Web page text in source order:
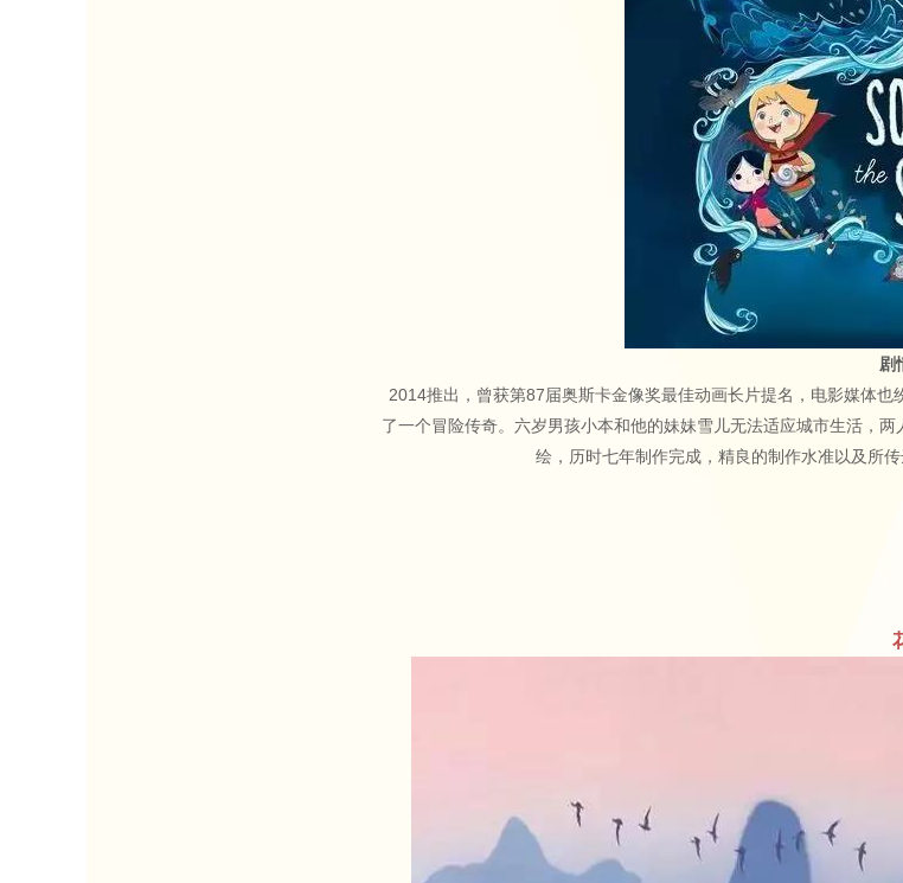
剧
2014推出，曾获第87届奥斯卡金像奖最佳动画长片提名，电影媒体
了一个冒险传奇。六岁男孩小本和他的妹妹雪儿无法适应城市生活，
绘，历时七年制作完成，精良的制作水准以及所传